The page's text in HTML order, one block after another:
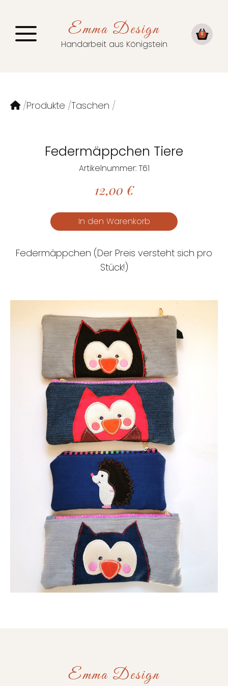
Emma Design
Handarbeit aus Königstein
0
Produkte Taschen
Federmäppchen Tiere
Artikelnummer: T61
12,00 €
Federmäppchen (Der Preis versteht sich pro
Stück!)
Emma Design